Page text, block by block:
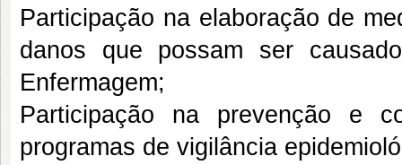
Participação na elaboração de
danos que possam ser
Enfermagem;
Participação na prevenção e
programas de vigilância